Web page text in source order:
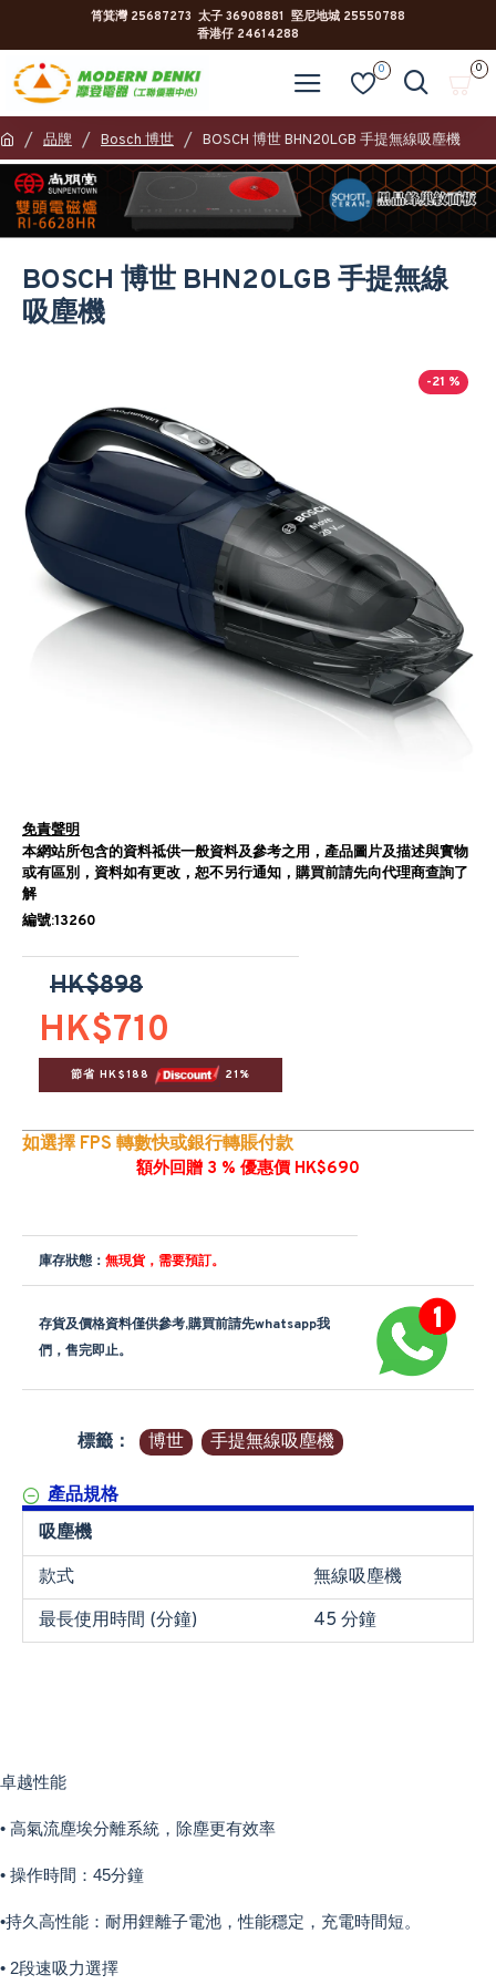
筲箕灣 25687273 太子 36908881 堅尼地城 25550788
香港仔 24614288
0 0
品牌 Bosch 博世 BOSCH 博世 BHN20LGB 手提無線吸塵機
BOSCH 博世 BHN20LGB 手提無線
吸塵機
-21 %
免責聲明
本網站所包含的資料祗供一般資料及參考之用，產品圖片及描述與實物
或有區別，資料如有更改，恕不另行通知，購買前請先向代理商查詢了
解
編號:13260
HK$710
HK$898
節省 HK$188 21%
如選擇 FPS 轉數快或銀行轉賬付款
額外回贈 3 % 優惠價 HK$690
庫存狀態： 無現貨，需要預訂。
存貨及價格資料僅供參考,購買前請先whatsapp我
們，售完即止。
標籤： 博世 手提無線吸塵機
產品規格
吸塵機
款式
無線吸塵機
最長使用時間 (分鐘)
45 分鐘
卓越性能
• 高氣流塵埃分離系統，除塵更有效率
• 操作時間：45分鐘
•持久高性能：耐用鋰離子電池，性能穩定，充電時間短。
• 2段速吸力選擇